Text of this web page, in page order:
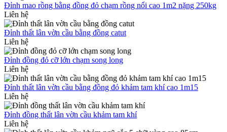
Đỉnh mao rồng bằng đồng đỏ chạm rồng nổi cao 1m2 nặng 250kg
Liên hệ
Đỉnh thất lân vờn cầu bằng đồng catut
Liên hệ
Đỉnh đồng đỏ cỡ lớn chạm song long
Liên hệ
Đỉnh thất lân vờn cầu bằng đồng đỏ khảm tam khí cao 1m15
Liên hệ
Đỉnh đồng thất lân vờn cầu khảm tam khí
Liên hệ